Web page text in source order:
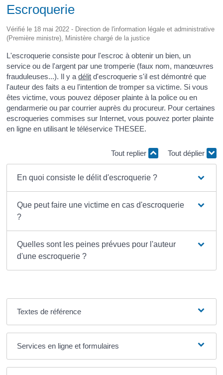
Escroquerie
Vérifié le 18 mai 2022 - Direction de l'information légale et administrative
(Première ministre), Ministère chargé de la justice
L'escroquerie consiste pour l'escroc à obtenir un bien, un
service ou de l'argent par une tromperie (faux nom, manœuvres
frauduleuses...). Il y adélit d'escroquerie s'il est démontré que
l'auteur des faits a eu l'intention de tromper sa victime. Si vous
êtes victime, vous pouvez déposer plainte à la police ou en
gendarmerie ou par courrier auprès du procureur. Pour certaines
escroqueries commises sur Internet, vous pouvez porter plainte
en ligne en utilisant le téléservice THESEE.
Tout replier Tout déplier
En quoi consiste le délit d'escroquerie ?
Que peut faire une victime en cas d'escroquerie
?
Quelles sont les peines prévues pour l'auteur
d'une escroquerie ?
Textes de référence
Services en ligne et formulaires